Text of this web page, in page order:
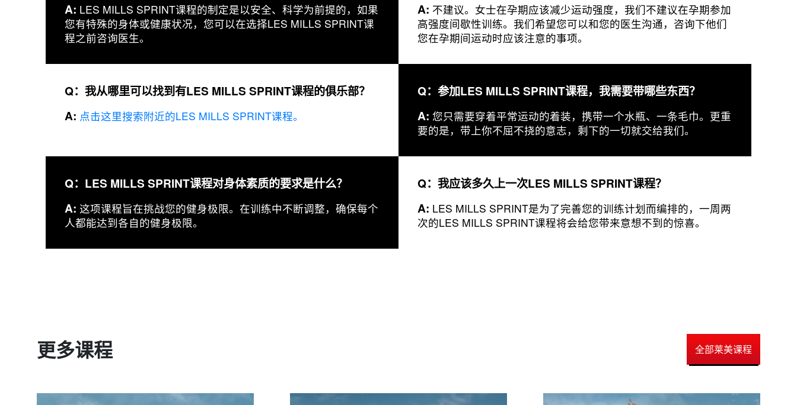
A: LES MILLS SPRINT课程的制定是以安全、科学为前提的，如果
您有特殊的身体或健康状况，您可以在选择LES MILLS SPRINT课
程之前咨询医生。
A: 不建议。女士在孕期应该减少运动强度，我们不建议在孕期参加
高强度间歇性训练。我们希望您可以和您的医生沟通，咨询下他们
您在孕期间运动时应该注意的事项。
Q：我从哪里可以找到有LES MILLS SPRINT课程的俱乐部？
A: 点击这里搜索附近的LES MILLS SPRINT课程。
Q：参加LES MILLS SPRINT课程，我需要带哪些东西？
A: 您只需要穿着平常运动的着装，携带一个水瓶、一条毛巾。更重
要的是，带上你不屈不挠的意志，剩下的一切就交给我们。
Q：LES MILLS SPRINT课程对身体素质的要求是什么？
A: 这项课程旨在挑战您的健身极限。在训练中不断调整，确保每个
人都能达到各自的健身极限。
Q：我应该多久上一次LES MILLS SPRINT课程？
A: LES MILLS SPRINT是为了完善您的训练计划而编排的，一周两
次的LES MILLS SPRINT课程将会给您带来意想不到的惊喜。
更多课程 全部莱美课程